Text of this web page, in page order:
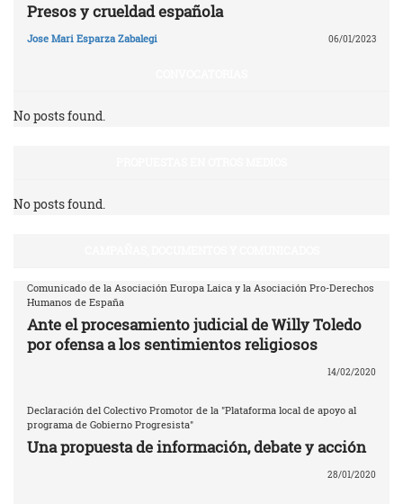
Presos y crueldad española
Jose Mari Esparza Zabalegi 06/01/2023
No posts found.
No posts found.
Comunicado de la Asociación Europa Laica y la Asociación Pro-Derechos
Humanos de España
Ante el procesamiento judicial de Willy Toledo
por ofensa a los sentimientos religiosos
14/02/2020
Declaración del Colectivo Promotor de la "Plataforma local de apoyo al
programa de Gobierno Progresista"
Una propuesta de información, debate y acción
28/01/2020